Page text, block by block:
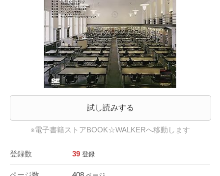
試し読みする
※電子書籍ストアBOOK☆WALKERへ移動します
登録数 39 登録